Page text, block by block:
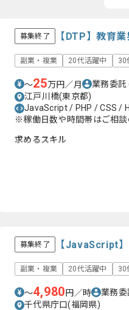
募集終了 【DTP】教育
副業・複業 20代活躍中 30
〜25万円／月 業務委託
江戸川橋(東京都)
JavaScript / PHP / CSS /
※稼働日数や時間帯はご相談
求めるスキル
募集終了 【JavaScript
副業・複業 20代活躍中 30
〜4,980円／時 業務委
千代県庁口(福岡県)